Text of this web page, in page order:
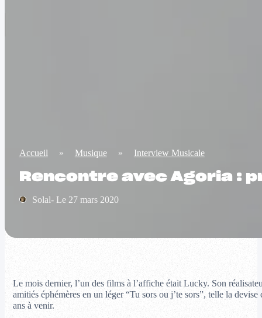
Accueil » Musique » Interview Musicale
Rencontre avec Agoria :
Solal- Le 27 mars 2020
Le mois dernier, l’un des films à l’affiche était Lucky. Son
amitiés éphémères en un léger “Tu sors ou j’te sors”, telle la
ans à venir.